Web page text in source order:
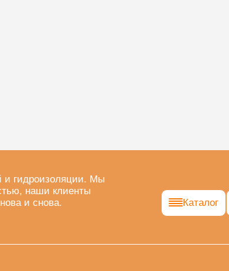
и гидроизоляции. Мы
наши клиенты
и снова.
Каталог